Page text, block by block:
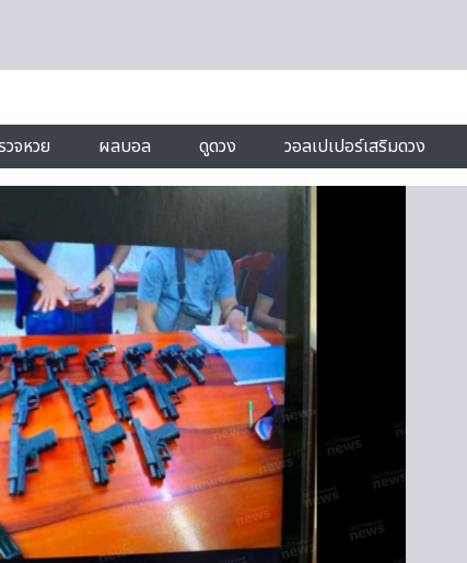
วจหวย ผลบอล ดูดวง วอลเปเปอร์เสริมดวง